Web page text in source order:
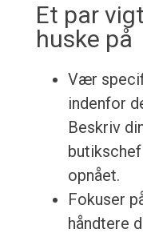
Et par
huske på
Vær
indenfor
Beskriv
opnået.
Fokuser
håndtere